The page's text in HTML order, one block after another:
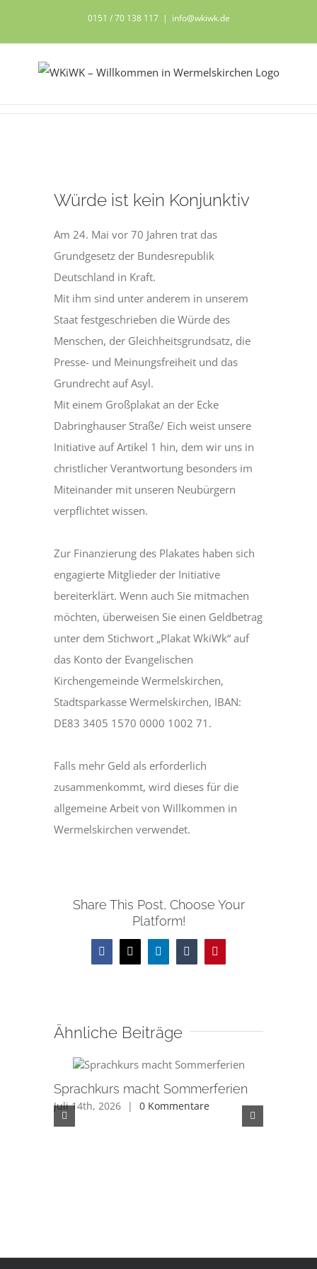
0151 / 70 138 117 | info@wkiwk.de
grösseres
Würde ist kein Konjunktiv
Am 24. Mai vor 70 Jahren trat das
Grundgesetz der Bundesrepublik
Deutschland in Kraft.
Mit ihm sind unter anderem in unserem
Staat festgeschrieben die Würde des
Menschen, der Gleichheitsgrundsatz, die
Presse- und Meinungsfreiheit und das
Grundrecht auf Asyl.
Mit einem Großplakat an der Ecke
Dabringhauser Straße/ Eich weist unsere
Initiative auf Artikel 1 hin, dem wir uns in
christlicher Verantwortung besonders im
Miteinander mit unseren Neubürgern
verpflichtet wissen.
Zur Finanzierung des Plakates haben sich
engagierte Mitglieder der Initiative
bereiterklärt. Wenn auch Sie mitmachen
möchten, überweisen Sie einen Geldbetrag
unter dem Stichwort „Plakat WkiWk“ auf
das Konto der Evangelischen
Kirchengemeinde Wermelskirchen,
Stadtsparkasse Wermelskirchen, IBAN:
DE83 3405 1570 0000 1002 71.
Falls mehr Geld als erforderlich
zusammenkommt, wird dieses für die
allgemeine Arbeit von Willkommen in
Wermelskirchen verwendet.
Share This Post, Choose Your
Platform!
Facebook
X LinkedInTumblrPinterest
Ähnliche Beiträge
Sprachkurs macht Sommerferien
Juli 14th, 2026 | 0 Kommentare